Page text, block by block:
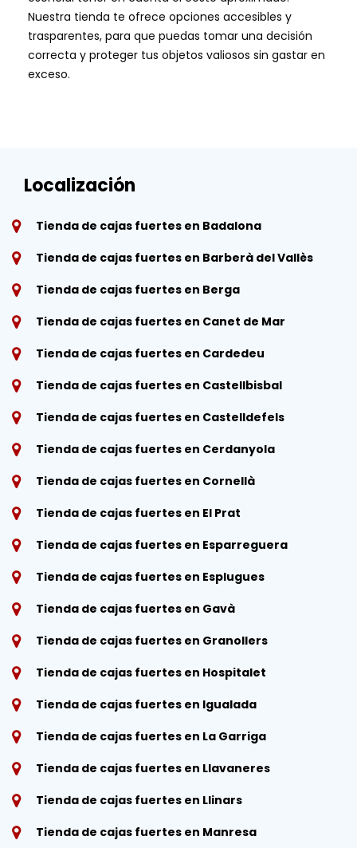
Nuestra tienda te ofrece opciones accesibles y
trasparentes, para que puedas tomar una decisión
correcta y proteger tus objetos valiosos sin gastar en
exceso.
Localización
Tienda de cajas fuertes en Badalona
Tienda de cajas fuertes en Barberà del Vallès
Tienda de cajas fuertes en Berga
Tienda de cajas fuertes en Canet de Mar
Tienda de cajas fuertes en Cardedeu
Tienda de cajas fuertes en Castellbisbal
Tienda de cajas fuertes en Castelldefels
Tienda de cajas fuertes en Cerdanyola
Tienda de cajas fuertes en Cornellà
Tienda de cajas fuertes en El Prat
Tienda de cajas fuertes en Esparreguera
Tienda de cajas fuertes en Esplugues
Tienda de cajas fuertes en Gavà
Tienda de cajas fuertes en Granollers
Tienda de cajas fuertes en Hospitalet
Tienda de cajas fuertes en Igualada
Tienda de cajas fuertes en La Garriga
Tienda de cajas fuertes en Llavaneres
Tienda de cajas fuertes en Llinars
Tienda de cajas fuertes en Manresa